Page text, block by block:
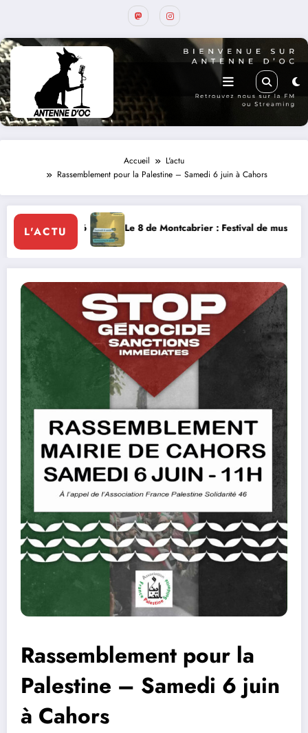
Accueil
L'actu
Rassemblement pour la Palestine – Samedi 6 juin à Cahors
L'ACTU
: Festival de musique classique le 8 et 9 août La Thérapie
Rassemblement pour la
Palestine – Samedi 6 juin
à Cahors